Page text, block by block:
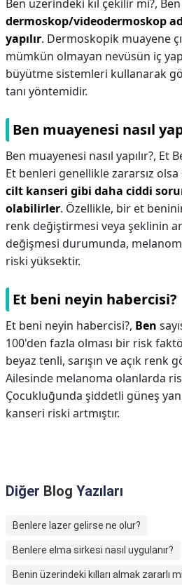
Ben üzerindeki kıl çekilir mi?,
dermoskop/videodermoskop
yapılır. Dermoskopik muayene
mümkün olmayan nevüsün iç
büyütme sistemleri kullanarak
tanı yöntemidir.
Ben muayenesi nasıl
Ben muayenesi nasıl yapılır?, Et
Et benleri genellikle zararsız olsa
cilt kanseri gibi daha ciddi
olabilirler. Özellikle, bir et
renk değiştirmesi veya şeklinin
değişmesi durumunda,
riski yüksektir.
Et beni neyin habercisi?
Et beni neyin habercisi?, Ben
100'den fazla olması bir risk
beyaz tenli, sarışın ve açık renk
Ailesinde melanoma olanlarda
Çocukluğunda şiddetli güneş
kanseri riski artmıştır.
Diğer Blog Yazıları
Benlere lazer gelirse ne olur?
Benlere elma sirkesi nasıl uygulanır?
Benin üzerindeki kılları almak zararlı